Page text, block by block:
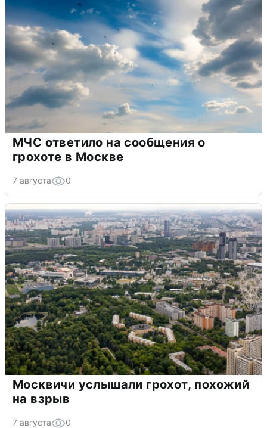
МЧС ответило на сообщения о
грохоте в Москве
7 августа 0
Москвичи услышали грохот, похожий
на взрыв
7 августа 0